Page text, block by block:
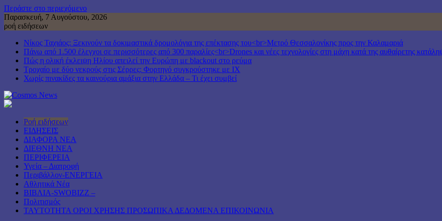
Περάστε στο περιεχόμενο
Παρασκευή, 7 Αυγούστου, 2026
ροή ειδήσεων
Νίκος Ταχιάος: Ξεκινούν τα δοκιμαστικά δρομολόγια της επέκτασης του<br>Μετρό Θεσσαλονίκης προς την Καλαμαριά
Πάνω από 1.500 έλεγχοι σε περισσότερες από 300 παραλίες<br>Drones και νέες τεχνολογίες στη μάχη κατά της αυθαίρετης
Πώς η ολική έκλειψη Ηλίου απειλεί την Ευρώπη με blackout στο ρεύμα
Τροχαίο με δύο νεκρούς στις Σέρρες: Φορτηγό συγκρούστηκε με ΙΧ
Χωρίς πινακίδες τα καινούρια αμάξια στην Ελλάδα – Τι έχει συμβεί
Ροή ειδήσεων
ΕΙΔΗΣΕΙΣ
ΔΙΑΦΟΡΑ ΝΕΑ
ΔΙΕΘΝΗ ΝΕΑ
ΠΕΡΙΦΕΡΕΙΑ
Υγεία – Διατροφή
Περιβάλλον-ΕΝΕΡΓΕΙΑ
Αθλητικά Νέα
ΒΙΒΛΙΑ-SWOBIZZ –
Πολιτισμός
TAYTOTHTA ΟΡΟΙ ΧΡΗΣΗΣ ΠΡΟΣΩΠΙΚΑ ΔΕΔΟΜΕΝΑ ΕΠΙΚΟΙΝΩΝΙΑ